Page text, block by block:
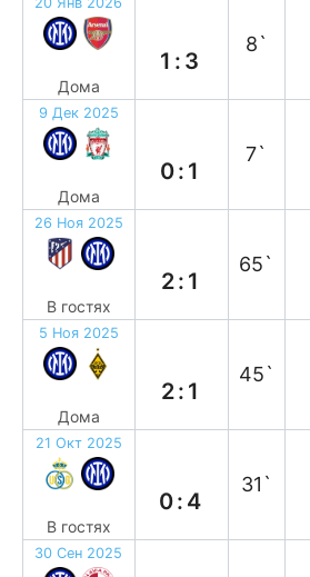
Дома
1:3
8`
9 Дек 2025
Дома
0:1
7`
26 Ноя 2025
В гостях
2:1
65`
5 Ноя 2025
Дома
2:1
45`
21 Окт 2025
В гостях
0:4
31`
30 Сен 2025